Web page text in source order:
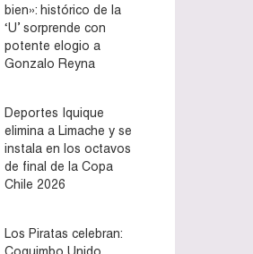
bien»: histórico de la
‘U’ sorprende con
potente elogio a
Gonzalo Reyna
Deportes Iquique
elimina a Limache y se
instala en los octavos
de final de la Copa
Chile 2026
Los Piratas celebran: